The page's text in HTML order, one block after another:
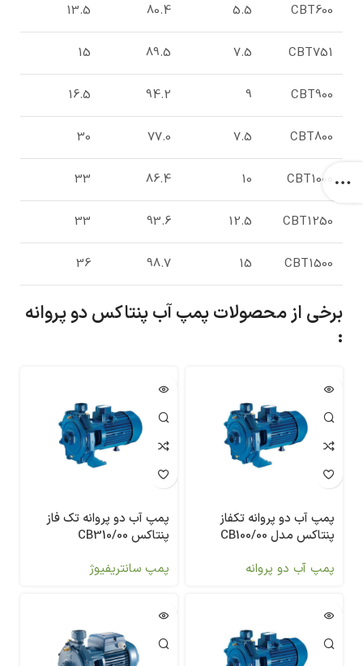
CBT600
5.5
80.4
13.5
CBT751
7.5
89.5
15
CBT900
9
94.2
16.5
CBT800
7.5
77.0
30
CBT1000
10
86.4
33
CBT1250
12.5
93.6
33
CBT1500
15
98.7
36
برخی از محصولات پمپ آب پنتاکس دو پروانه
:
پمپ آب دو پروانه تکفاز
پنتاکس مدل 00/CB100
پمپ آب دو پروانه
پمپ آب دو پروانه تک فاز
پنتاکس CB310/00
پمپ سانتریفیوژ